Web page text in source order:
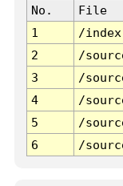
No. File
1
/
2
/
3
/
4
/
5
/
6
/